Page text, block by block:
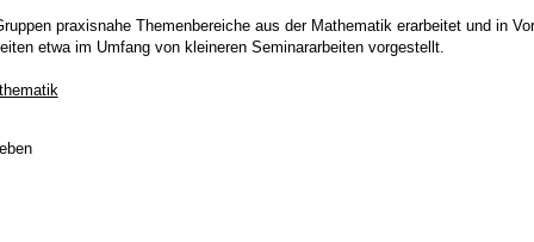
praxisnahe Themenbereiche aus der Mathematik erarbeitet und in
etwa im Umfang von kleineren Seminararbeiten vorgestellt.